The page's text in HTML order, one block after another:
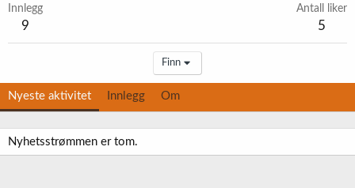
Innlegg
9
Antall liker
5
Finn
Nyeste aktivitet Innlegg Om
Nyhetsstrømmen er tom.